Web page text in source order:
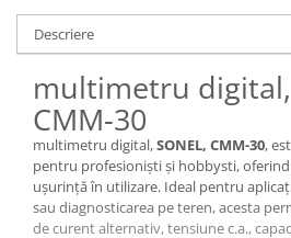
Descriere
multimetru digital,
CMM-30
multimetru digital,SONEL, CMM-30,
pentru profesioniști și hobbysti,
ușurință în utilizare. Ideal pentru
sau diagnosticarea pe teren, acesta
de curent alternativ, tensiune c.a.,